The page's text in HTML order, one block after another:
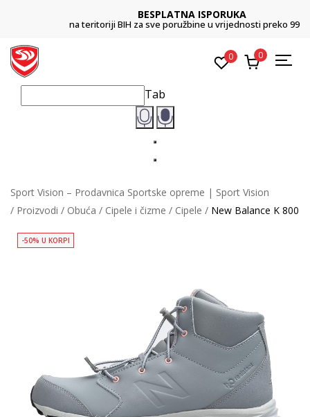
BESPLATNA ISPORUKA
na teritoriji BIH za sve poružbine u vrijednosti preko 99 KM
0 0
Tab
Sport Vision – Prodavnica Sportske opreme | Sport Vision
Proizvodi
Obuća Cipele i čizme Cipele New Balance K 800
-50% U KORPI